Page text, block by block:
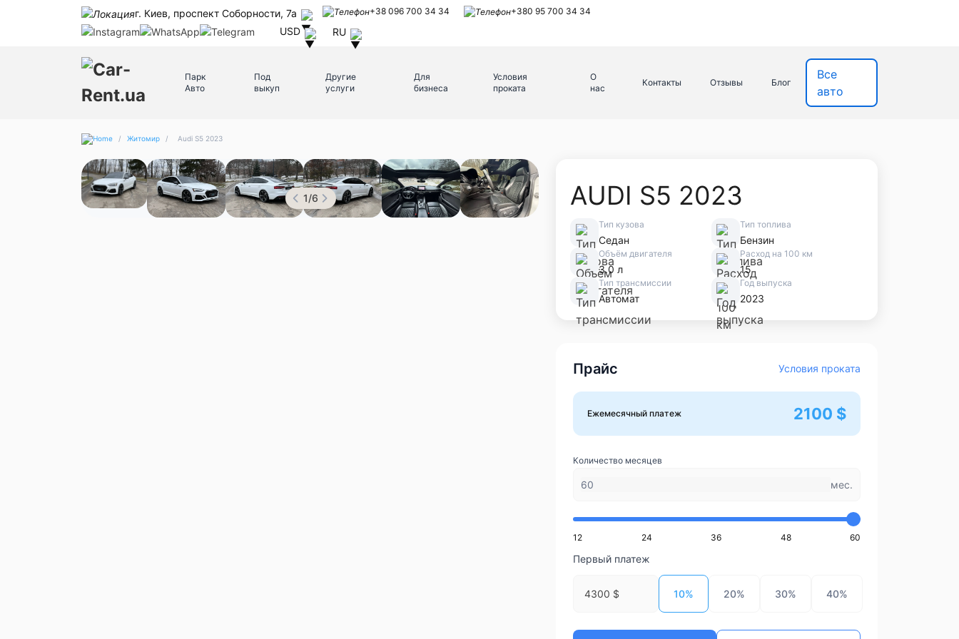
г. Киев, проспект Соборности, 7а +38 096 700 34 34 +380 95 700 34 34
USD RU
Парк
Авто
Под
выкуп
Другие
услуги
Для
бизнеса
Условия
проката
О
нас
Контакты Отзывы Блог
Все
авто
/ Житомир / Audi S5 2023
1/6 AUDI S5 2023
Тип кузова
Седан
Тип топлива
Бензин
Объём двигателя
3.0 л
Расход на 100 км
15
Тип трансмиссии
Автомат
Год выпуска
2023
Прайс Условия проката
Ежемесячный платеж 2100 $
Количество месяцев
мес.
12 24 36 48 60
Первый платеж
4300 $ 10% 20% 30% 40%